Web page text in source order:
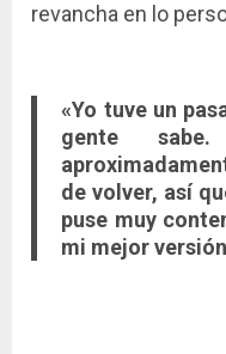
revancha en lo
«Yo tuve un
gente
de volver, así
puse muy
mi mejor